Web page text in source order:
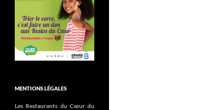
MENTIONS LÉGALES
Les Restaurants du Cœur du